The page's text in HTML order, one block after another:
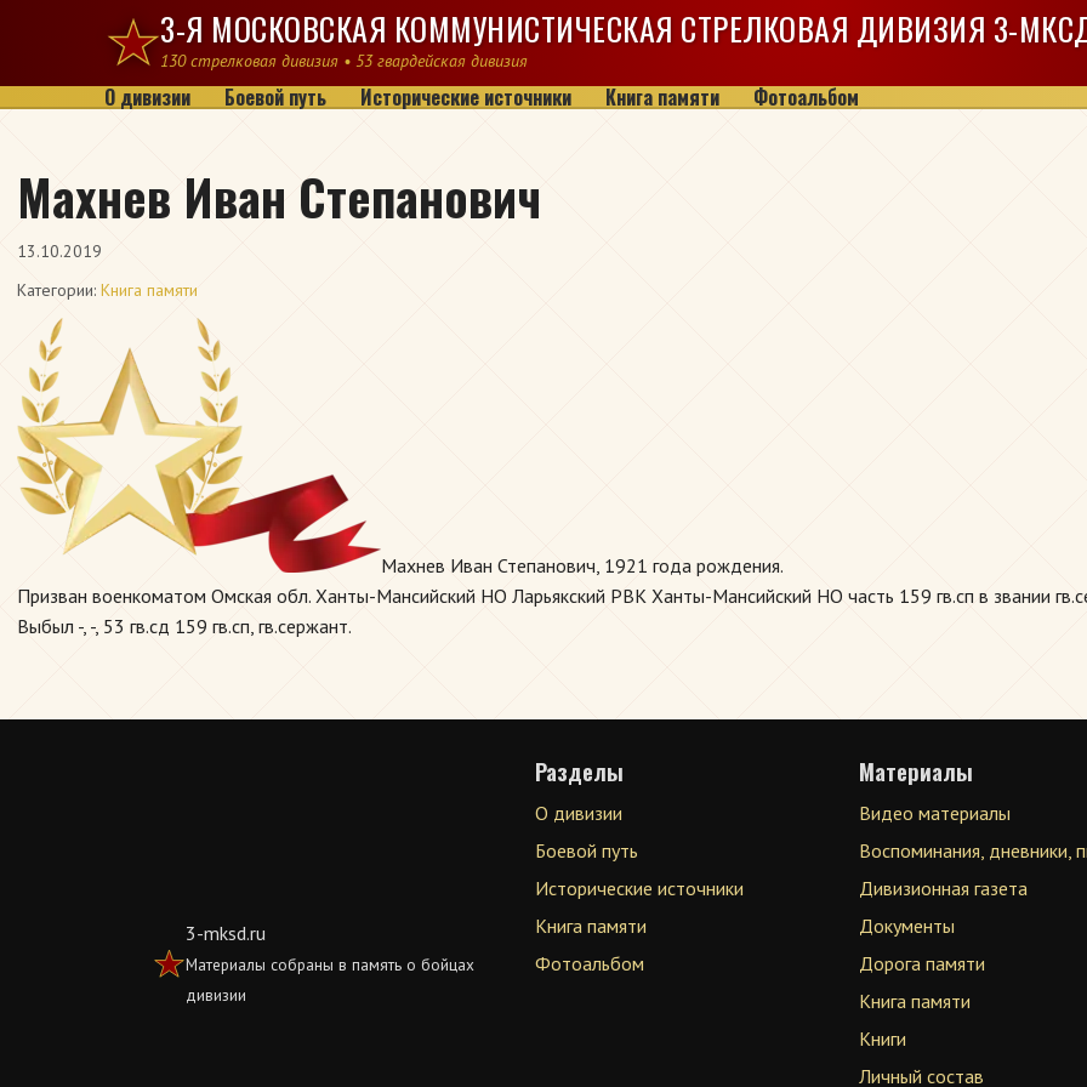
Перейти к содержимому3-Я МОСКОВСКАЯ КОММУНИСТИЧЕСКАЯ СТРЕЛКОВАЯ ДИВИЗИЯ 3-
130 стрелковая дивизия • 53 гвардейская дивизия
О дивизии Боевой путь Исторические источники Книга памяти Фотоальбом
Махнев Иван Степанович
13.10.2019
Категории: Книга памяти
Махнев Иван Степанович, 1921 года рождения.
Призван военкоматом Омская обл. Ханты-Мансийский НО Ларьякский РВК Ханты-Мансийский НО часть 159 гв.сп в звании
Выбыл -, -, 53 гв.сд 159 гв.сп, гв.сержант.
3-mksd.ru
Материалы собраны в память о бойцах
дивизии
Разделы
О дивизии
Боевой путь
Исторические источники
Книга памяти
Фотоальбом
Материалы
Видео материалы
Воспоминания, дневники,
Дивизионная газета
Документы
Дорога памяти
Книга памяти
Книги
Личный состав